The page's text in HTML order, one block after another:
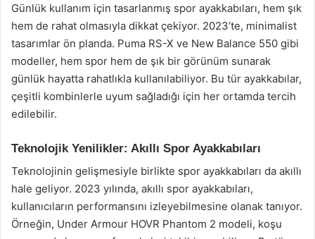
Günlük kullanım için tasarlanmış spor ayakkabıları, hem şık
hem de rahat olmasıyla dikkat çekiyor. 2023’te, minimalist
tasarımlar ön planda. Puma RS-X ve New Balance 550 gibi
modeller, hem spor hem de şık bir görünüm sunarak
günlük hayatta rahatlıkla kullanılabiliyor. Bu tür ayakkabılar,
çeşitli kombinlerle uyum sağladığı için her ortamda tercih
edilebilir.
Teknolojik Yenilikler: Akıllı Spor Ayakkabıları
Teknolojinin gelişmesiyle birlikte spor ayakkabıları da akıllı
hale geliyor. 2023 yılında, akıllı spor ayakkabıları,
kullanıcıların performansını izleyebilmesine olanak tanıyor.
Örneğin, Under Armour HOVR Phantom 2 modeli, koşu